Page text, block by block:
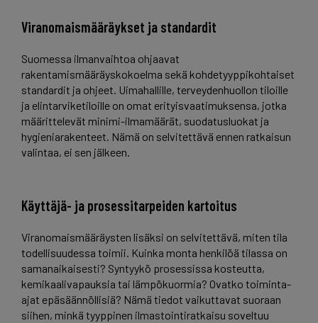
Viranomaismääräykset ja standardit
Suomessa ilmanvaihtoa ohjaavat
rakentamismääräyskokoelma sekä kohdetyyppikohtaiset
standardit ja ohjeet. Uimahallille, terveydenhuollon tiloille
ja elintarviketiloille on omat erityisvaatimuksensa, jotka
määrittelevät minimi-ilmamäärät, suodatusluokat ja
hygieniarakenteet. Nämä on selvitettävä ennen ratkaisun
valintaa, ei sen jälkeen.
Käyttäjä- ja prosessitarpeiden kartoitus
Viranomaismääräysten lisäksi on selvitettävä, miten tila
todellisuudessa toimii. Kuinka monta henkilöä tilassa on
samanaikaisesti? Syntyykö prosessissa kosteutta,
kemikaalivapauksia tai lämpökuormia? Ovatko toiminta-
ajat epäsäännöllisiä? Nämä tiedot vaikuttavat suoraan
siihen, minkä tyyppinen ilmastointiratkaisu soveltuu